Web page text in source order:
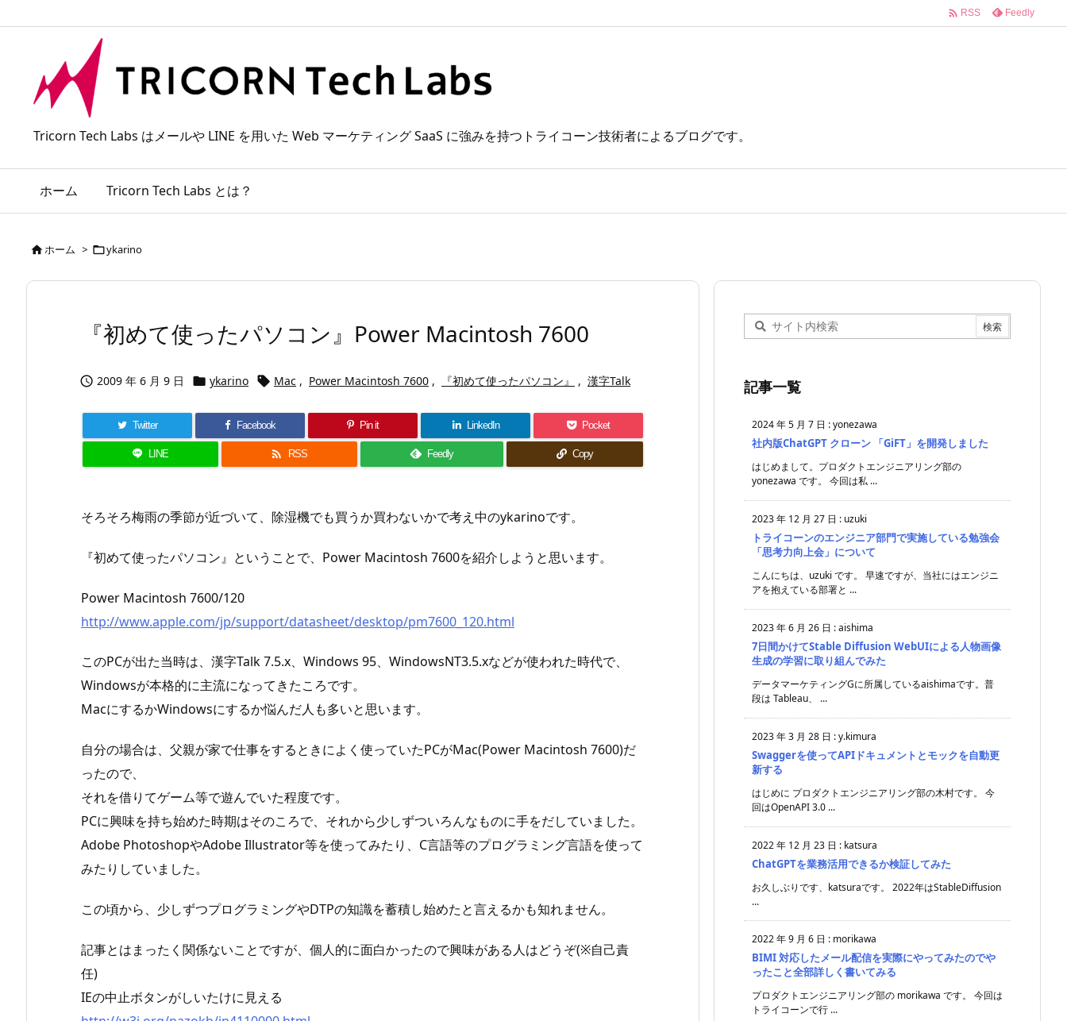
Tricorn Tech Labs はメールや LINE を用いた Web マーケティング SaaS に強みを持つトライコーン技術者によるブログです。
ホーム Tricorn Tech Labs とは？
 RSS Feedly
ホーム > ykarino
『初めて使ったパソコン』Power Macintosh 7600
 2009 年 6 月 9 日  ykarino  Mac , Power Macintosh 7600 , 『初めて使ったパソコン』 , 漢字Talk
Twitter Facebook Pin it LinkedIn Pocket
LINE  RSS Feedly Copy
そろそろ梅雨の季節が近づいて、除湿機でも買うか買わないかで考え中のykarinoです。
『初めて使ったパソコン』ということで、Power Macintosh 7600を紹介しようと思います。
Power Macintosh 7600/120
http://www.apple.com/jp/support/datasheet/desktop/pm7600_120.html
このPCが出た当時は、漢字Talk 7.5.x、Windows 95、WindowsNT3.5.xなどが使われた時代で、
Windowsが本格的に主流になってきたころです。
MacにするかWindowsにするか悩んだ人も多いと思います。
自分の場合は、父親が家で仕事をするときによく使っていたPCがMac(Power Macintosh 7600)だ
ったので、
それを借りてゲーム等で遊んでいた程度です。
PCに興味を持ち始めた時期はそのころで、それから少しずついろんなものに手をだしていました。
Adobe PhotoshopやAdobe Illustrator等を使ってみたり、C言語等のプログラミング言語を使って
みたりしていました。
この頃から、少しずつプログラミングやDTPの知識を蓄積し始めたと言えるかも知れません。
記事とはまったく関係ないことですが、個人的に面白かったので興味がある人はどうぞ(※自己責
任)
IEの中止ボタンがしいたけに見える
記事一覧
2024 年 5 月 7 日 :yonezawa
社内版ChatGPT クローン 「GiFT」を開発しました
はじめまして。プロダクトエンジニアリング部の
yonezawa です。 今回は私 ...
2023 年 12 月 27 日 : uzuki
トライコーンのエンジニア部門で実施している勉強会
「思考力向上会」について
こんにちは、uzuki です。 早速ですが、当社にはエンジニ
アを抱えている部署と ...
2023 年 6 月 26 日 :aishima
7日間かけてStable Diffusion WebUIによる人物画像
生成の学習に取り組んでみた
データマーケティングGに所属しているaishimaです。普
段は Tableau、 ...
2023 年 3 月 28 日 :y.kimura
Swaggerを使ってAPIドキュメントとモックを自動更
新する
はじめに プロダクトエンジニアリング部の木村です。 今
回はOpenAPI 3.0 ...
2022 年 12 月 23 日 : katsura
ChatGPTを業務活用できるか検証してみた
お久しぶりです、katsuraです。 2022年はStableDiffusion
...
2022 年 9 月 6 日 : morikawa
BIMI 対応したメール配信を実際にやってみたのでや
ったこと全部詳しく書いてみる
プロダクトエンジニアリング部の morikawa です。 今回は
トライコーンで行 ...